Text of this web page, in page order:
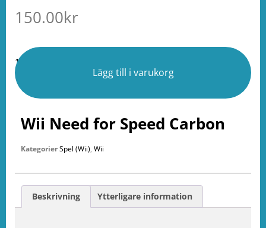
150.00kr
1 i lager
Lägg till i varukorg
Wii Need for Speed Carbon
KategorierSpel (Wii), Wii
Beskrivning Ytterligare information